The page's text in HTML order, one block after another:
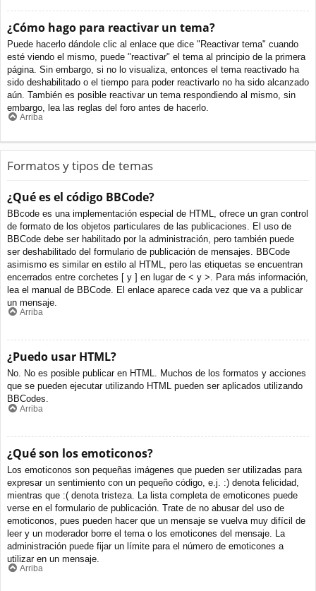
¿Cómo hago para reactivar un tema?
Puede hacerlo dándole clic al enlace que dice "Reactivar tema" cuando
esté viendo el mismo, puede "reactivar" el tema al principio de la primera
página. Sin embargo, si no lo visualiza, entonces el tema reactivado ha
sido deshabilitado o el tiempo para poder reactivarlo no ha sido alcanzado
aún. También es posible reactivar un tema respondiendo al mismo, sin
embargo, lea las reglas del foro antes de hacerlo.
Arriba
Formatos y tipos de temas
¿Qué es el código BBCode?
BBcode es una implementación especial de HTML, ofrece un gran control
de formato de los objetos particulares de las publicaciones. El uso de
BBCode debe ser habilitado por la administración, pero también puede
ser deshabilitado del formulario de publicación de mensajes. BBCode
asimismo es similar en estilo al HTML, pero las etiquetas se encuentran
encerrados entre corchetes [ y ] en lugar de < y >. Para más información,
lea el manual de BBCode. El enlace aparece cada vez que va a publicar
un mensaje.
Arriba
¿Puedo usar HTML?
No. No es posible publicar en HTML. Muchos de los formatos y acciones
que se pueden ejecutar utilizando HTML pueden ser aplicados utilizando
BBCodes.
Arriba
¿Qué son los emoticonos?
Los emoticonos son pequeñas imágenes que pueden ser utilizadas para
expresar un sentimiento con un pequeño código, e.j. :) denota felicidad,
mientras que :( denota tristeza. La lista completa de emoticones puede
verse en el formulario de publicación. Trate de no abusar del uso de
emoticonos, pues pueden hacer que un mensaje se vuelva muy difícil de
leer y un moderador borre el tema o los emoticones del mensaje. La
administración puede fijar un límite para el número de emoticones a
utilizar en un mensaje.
Arriba